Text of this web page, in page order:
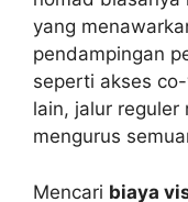
yang
pendampingan
seperti akses
lain, jalur reguler
mengurus
Mencari biaya